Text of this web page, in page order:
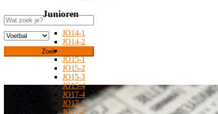
Junioren
JO14-1
JO14-2
JO15-1
JO15-2
JO15-3
JO15-4
JO17-4
JO17-1
JO17-2
Zoeken
Zoek